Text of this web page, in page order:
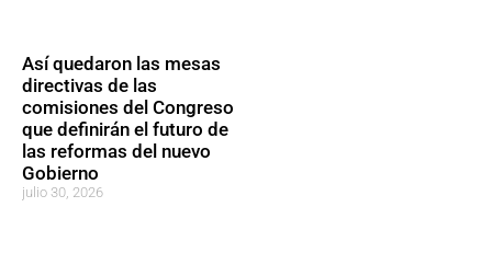
Así quedaron las mesas
directivas de las
comisiones del Congreso
que definirán el futuro de
las reformas del nuevo
Gobierno
julio 30, 2026